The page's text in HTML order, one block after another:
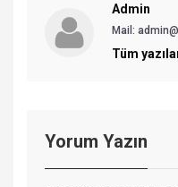
Admin
Mail:
Tüm
Yorum Yazın